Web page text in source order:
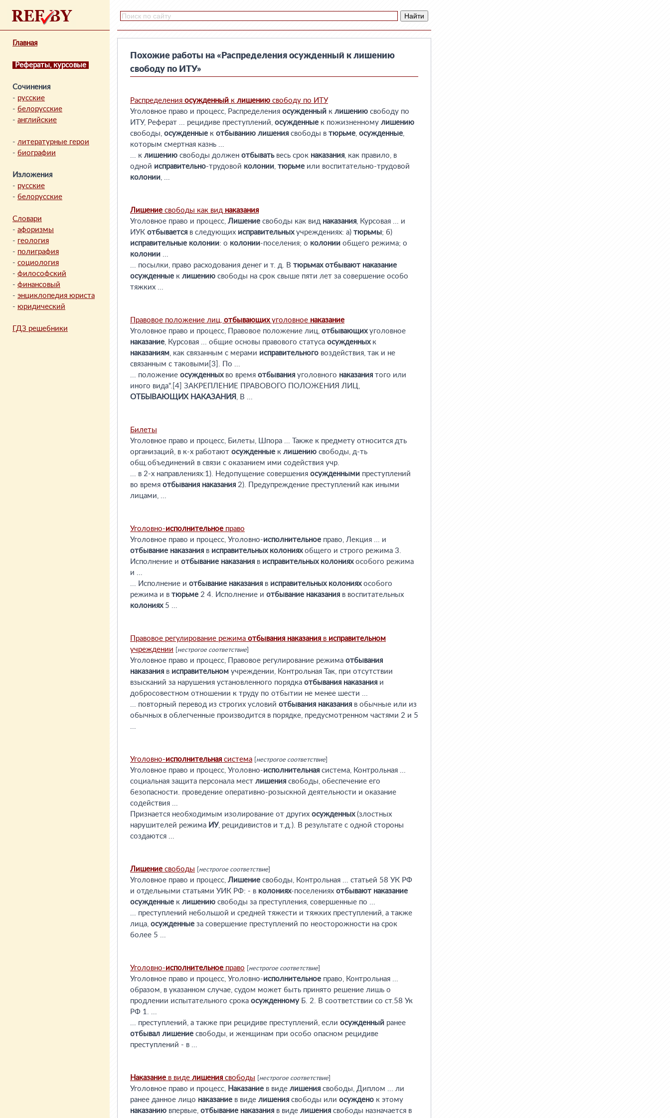
Главная
Рефераты, курсовые
Сочинения
- русские
- белорусские
- английские
- литературные герои
- биографии
Изложения
- русские
- белорусские
Словари
- афоризмы
- геология
- полиграфия
- социология
- философский
- финансовый
- энциклопедия юриста
- юридический
ГДЗ решебники
Похожие работы на «Распределения осужденный к лишению
свободу по ИТУ»
Распределения осужденный к лишению свободу по ИТУ
Уголовное право и процесс, Распределения осужденный к лишению свободу по
ИТУ, Реферат ... рецидиве преступлений, осужденные к пожизненному лишению
свободы, осужденные к отбыванию лишения свободы в тюрьме, осужденные,
которым смертная казнь ...
... к лишению свободы должен отбыватьвесь срок наказания, как правило, в
одной исправительно-трудовой колонии, тюрьме или воспитательно-трудовой
колонии, ...
Лишение свободы как вид наказания
Уголовное право и процесс, Лишение свободы как вид наказания, Курсовая ... и
ИУК отбывается в следующих исправительныхучреждениях: а) тюрьмы; б)
исправительные колонии: o колонии-поселения; o колонии общего режима; o
колонии ...
... посылки, право расходования денег и т. д. В тюрьмах отбывают наказание
осужденные к лишению свободы на срок свыше пяти лет за совершение особо
тяжких ...
Правовое положение лиц, отбывающихуголовное наказание
Уголовное право и процесс, Правовое положение лиц, отбывающихуголовное
наказание, Курсовая ... общие основы правового статуса осужденныхк
наказаниям, как связанным с мерами исправительного воздействия, так и не
связанным с таковыми[3]. По ...
... положение осужденныхво время отбывания уголовного наказания того или
иного вида".[4] ЗАКРЕПЛЕНИЕ ПРАВОВОГО ПОЛОЖЕНИЯ ЛИЦ,
ОТБЫВАЮЩИХ НАКАЗАНИЯ , В ...
Билеты
Уголовное право и процесс, Билеты, Шпора ... Также к предмету относится дть
организаций, в к-х работают осужденные к лишению свободы, д-ть
общ.объединений в связи с оказанием ими содействия учр.
... в 2-х направлениях:1). Недопущение совершения осужденными преступлений
во время отбывания наказания 2). Предупреждение преступлений как иными
лицами, ...
Уголовно-исполнительное право
Уголовное право и процесс, Уголовно-исполнительное право, Лекция ... и
отбывание наказания в исправительных колонияхобщего и строго режима 3.
Исполнение и отбывание наказания в исправительных колонияхособого режима
и ...
... Исполнение и отбывание наказания в исправительных колонияхособого
режима и в тюрьме 2 4. Исполнение и отбывание наказания в воспитательных
колониях5 ...
Правовое регулирование режима отбывания наказания в исправительном
учреждении
нестрогое соответствие
Уголовное право и процесс, Правовое регулирование режима отбывания
наказания в исправительном учреждении, Контрольная Так, при отсутствии
взысканий за нарушения установленного порядка отбывания наказания и
добросовестном отношении к труду по отбытии не менее шести ...
... повторный перевод из строгих условий отбывания наказания в обычные или из
обычных в облегченные производится в порядке, предусмотренном частями 2 и 5
...
Уголовно-исполнительная система нестрогое соответствие
Уголовное право и процесс, Уголовно-исполнительная система, Контрольная ...
социальная защита персонала мест лишения свободы, обеспечение его
безопасности. проведение оперативно-розыскной деятельности и оказание
содействия ...
Признается необходимым изолирование от других осужденных(злостных
нарушителей режима ИУ, рецидивистов и т.д.). В результате с одной стороны
создаются ...
Лишение свободы нестрогое соответствие
Уголовное право и процесс, Лишение свободы, Контрольная ... статьей 58 УК РФ
и отдельными статьями УИК РФ: - в колониях-поселениях отбывают наказание
осужденные к лишению свободы за преступления, совершенные по ...
... преступлений небольшой и средней тяжести и тяжких преступлений, а также
лица, осужденные за совершение преступлений по неосторожности на срок
более 5 ...
Уголовно-исполнительное право нестрогое соответствие
Уголовное право и процесс, Уголовно-исполнительное право, Контрольная ...
образом, в указанном случае, судом может быть принято решение лишь о
продлении испытательного срока осужденномуБ. 2. В соответствии со ст.58 Ук
РФ 1. ...
... преступлений, а также при рецидиве преступлений, если осужденный ранее
отбывал лишение свободы, и женщинам при особо опасном рецидиве
преступлений - в ...
Наказание в виде лишения свободы нестрогое соответствие
Уголовное право и процесс, Наказание в виде лишения свободы, Диплом ... ли
ранее данное лицо наказание в виде лишения свободы или осуждено к этому
наказанию впервые, отбывание наказания в виде лишения свободы назначается в